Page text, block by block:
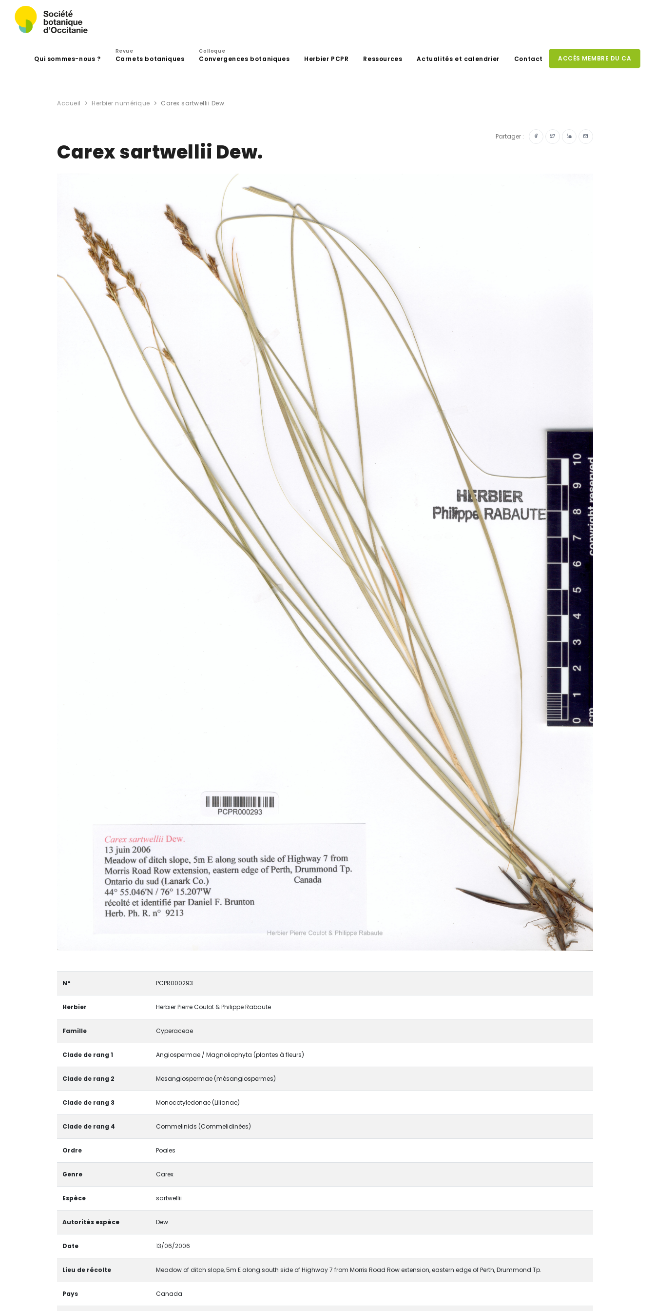
Qui sommes-nous ?
Revue
Carnets botaniques
Colloque
Convergences botaniques Herbier PCPR Ressources Actualités et calendrier Contact ACCÈS MEMBRE DU CA
Accueil Herbier numérique Carex sartwellii Dew.
Partager :
Carex sartwellii Dew.
N° PCPR000293
Herbier Herbier Pierre Coulot & Philippe Rabaute
Famille Cyperaceae
Clade de rang 1 Angiospermae / Magnoliophyta (plantes à fleurs)
Clade de rang 2 Mesangiospermae (mésangiospermes)
Clade de rang 3 Monocotyledonae (Lilianae)
Clade de rang 4 Commelinids (Commelidinées)
Ordre Poales
Genre Carex
Espèce sartwellii
Autorités espèce Dew.
Date 13/06/2006
Lieu de récolte Meadow of ditch slope, 5m E along south side of Highway 7 from Morris Road Row extension, eastern edge of Perth, Drummond Tp.
Pays Canada